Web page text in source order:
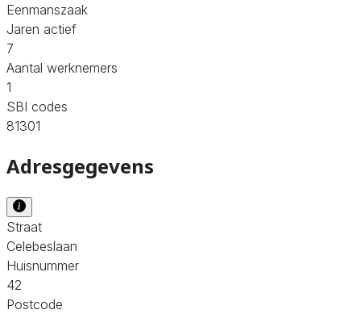
Eenmanszaak
Jaren actief
7
Aantal werknemers
1
SBI codes
81301
Adresgegevens
Straat
Celebeslaan
Huisnummer
42
Postcode